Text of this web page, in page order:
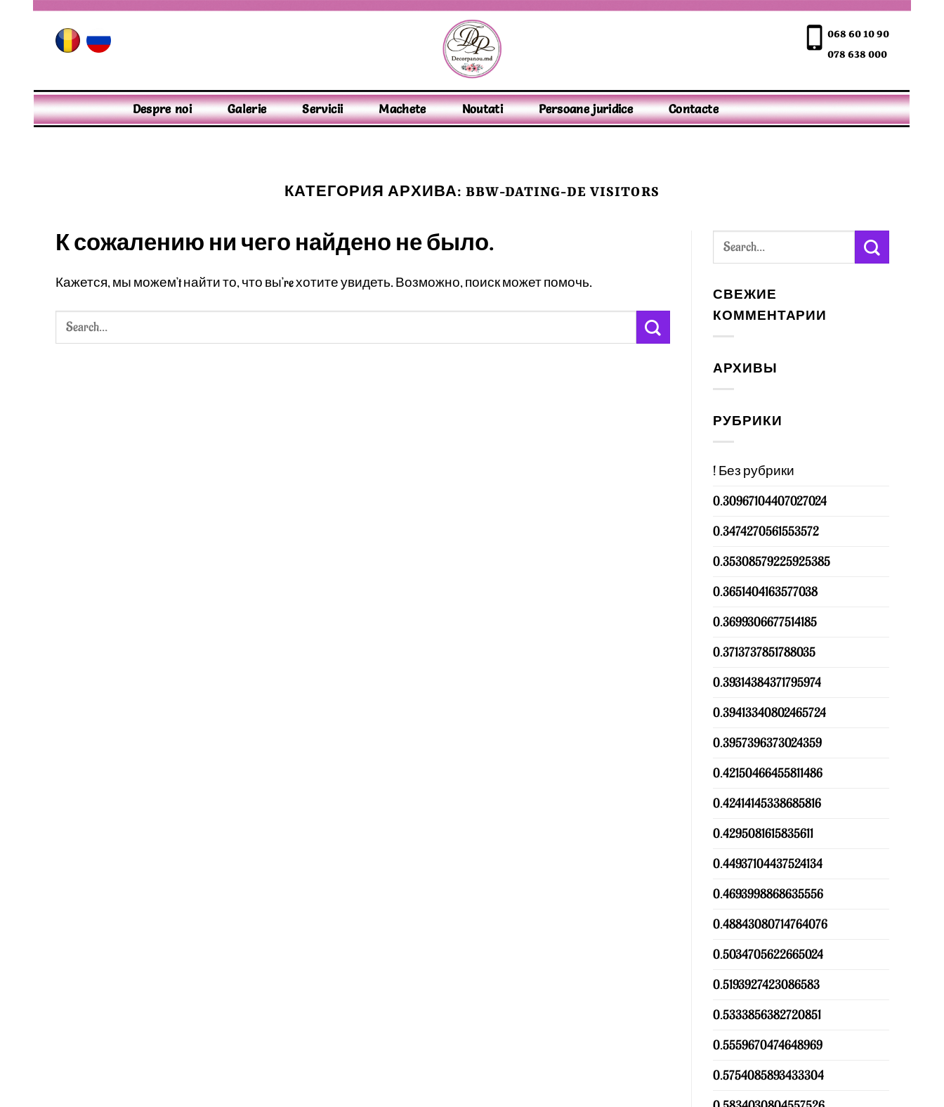
068 60 10 90
078 638 000
Despre noi Galerie Servicii Machete Noutati Persoane juridice Contacte
КАТЕГОРИЯ АРХИВА:BBW-DATING-DE VISITORS
К сожалению ни чего найдено не было.
Кажется, мы можем’t найти то, что вы’re хотите увидеть. Возможно, поиск может помочь.
СВЕЖИЕ
КОММЕНТАРИИ
АРХИВЫ
РУБРИКИ
! Без рубрики
0.30967104407027024
0.3474270561553572
0.35308579225925385
0.3651404163577038
0.3699306677514185
0.3713737851788035
0.39314384371795974
0.39413340802465724
0.3957396373024359
0.42150466455811486
0.42414145338685816
0.4295081615835611
0.44937104437524134
0.4693998868635556
0.48843080714764076
0.5034705622665024
0.5193927423086583
0.5333856382720851
0.5559670474648969
0.5754085893433304